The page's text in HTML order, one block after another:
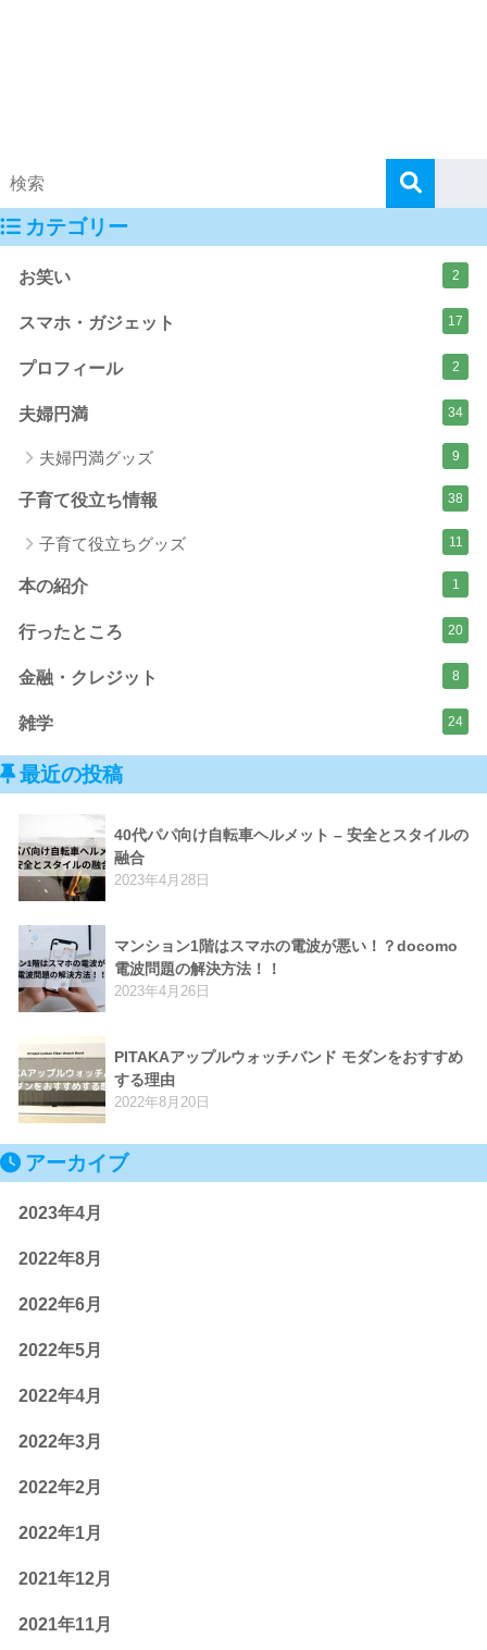
カテゴリー
お笑い 2
スマホ・ガジェット 17
プロフィール 2
夫婦円満 34
夫婦円満グッズ 9
子育て役立ち情報 38
子育て役立ちグッズ 11
本の紹介 1
行ったところ 20
金融・クレジット 8
雑学 24
最近の投稿
40代パパ向け自転車ヘルメット – 安全とスタイルの
融合
2023年4月28日
マンション1階はスマホの電波が悪い！？docomo
電波問題の解決方法！！
2023年4月26日
PITAKAアップルウォッチバンド モダンをおすすめ
する理由
2022年8月20日
アーカイブ
2023年4月
2022年8月
2022年6月
2022年5月
2022年4月
2022年3月
2022年2月
2022年1月
2021年12月
2021年11月